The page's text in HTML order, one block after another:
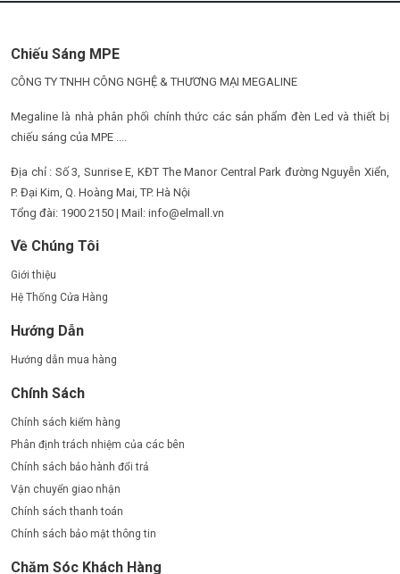
Chiếu Sáng MPE
CÔNG TY TNHH CÔNG NGHỆ & THƯƠNG MẠI MEGALINE
Megaline là nhà phân phối chính thức các sản phẩm đèn Led và thiết bị
chiếu sáng của MPE ....
Địa chỉ : Số 3, Sunrise E, KĐT The Manor Central Park đường Nguyễn Xiển,
P. Đại Kim, Q. Hoàng Mai, TP. Hà Nội
Tổng đài: 1900 2150 | Mail: info@elmall.vn
Về Chúng Tôi
Giới thiệu
Hệ Thống Cửa Hàng
Hướng Dẫn
Hướng dẫn mua hàng
Chính Sách
Chính sách kiểm hàng
Phân định trách nhiệm của các bên
Chính sách bảo hành đổi trả
Vận chuyển giao nhận
Chính sách thanh toán
Chính sách bảo mật thông tin
Chăm Sóc Khách Hàng